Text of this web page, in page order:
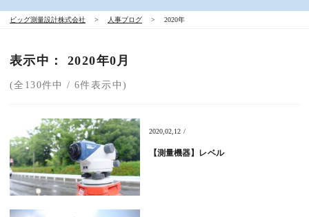
ビッグ測量設計株式会社 > 人事ブログ > 2020年
表示中： 2020年0月
(全130件中 / 6件表示中)
2020,02,12 /
【測量機器】レベル